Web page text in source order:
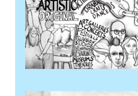
خود
رپورٹنگ
کی
سرگرمی
14 اپریل
2024
مزید پڑھ "